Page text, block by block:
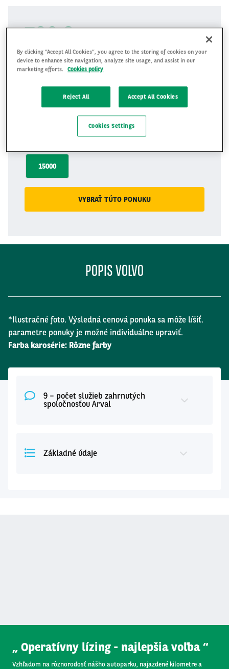
702 €
Elektro
Trvanie
15000
VYBRAŤ TÚTO PONUKU
POPIS VOLVO
*Ilustračné foto. Výsledná cenová ponuka sa môže líšiť.
parametre ponuky je možné individuálne upraviť.
Farba karosérie: Rôzne farby
9 – počet služieb zahrnutých
spoločnosťou Arval
Základné údaje
Operatívny lízing - najlepšia voľba
Vzhľadom na rôznorodosť nášho autoparku, najazdené kilometre a
By clicking “Accept All Cookies”, you agree to the storing of cookies on your
device to enhance site navigation, analyze site usage, and assist in our
marketing efforts.
Cookies policy
Reject All Accept All Cookies
Cookies Settings